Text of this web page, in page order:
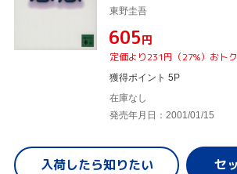
東野圭吾
¥605円
定価より231円（27%）おトク
獲得ポイント 5P
在庫なし
発売年月日：2001/01/15
入荷したら知りたい